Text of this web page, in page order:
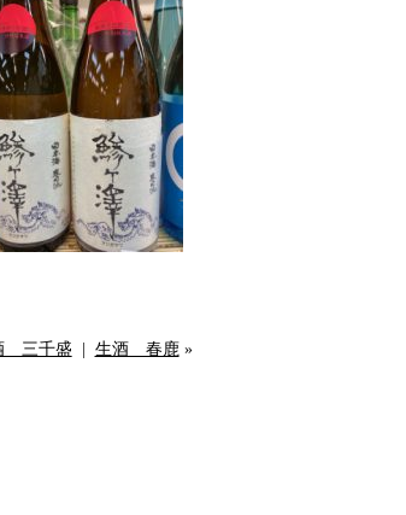
三千盛 生酒 春鹿»